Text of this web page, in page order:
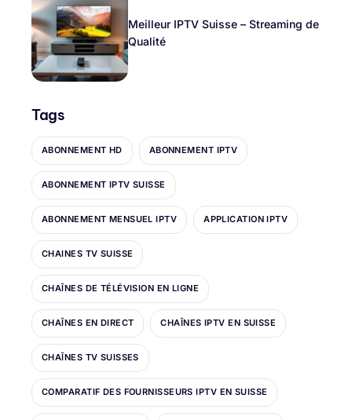
Meilleur IPTV Suisse – Streaming de
Qualité
Tags
ABONNEMENT HD ABONNEMENT IPTV
ABONNEMENT IPTV SUISSE
ABONNEMENT MENSUEL IPTV APPLICATION IPTV
CHAINES TV SUISSE
CHAÎNES DE TÉLÉVISION EN LIGNE
CHAÎNES EN DIRECT CHAÎNES IPTV EN SUISSE
CHAÎNES TV SUISSES
COMPARATIF DES FOURNISSEURS IPTV EN SUISSE